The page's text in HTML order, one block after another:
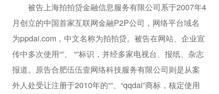
被告上海拍拍贷金融信息服务有限公司系于2007年4
月创立的中国首家互联网金融P2P公司，网络平台域名
为ppdai.com，中文名称为拍拍贷。被告在网站、企业宣
传中多次使用“”、 “”标识，并经多家电视台、报纸、杂志
报道。原告合肥伍伍壹网络科技服务有限公司则是从案
外人处受让注册于2010年的“”、“qqdai”商标，核定使用